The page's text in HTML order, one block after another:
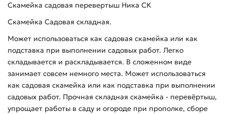
Скамейка садовая перевертыш Ника СК
Скамейка Садовая складная.
Может использоваться как садовая скамейка или как
подставка при выполнении садовых работ. Легко
складывается и раскладывается. В сложенном виде
занимает совсем немного места. Может использоваться
как садовая скамейка или как подставка при выполнении
садовых работ. Прочная складная скамейка - перевёртыш,
упрощает работы в саду и огороде при прополке, сборе